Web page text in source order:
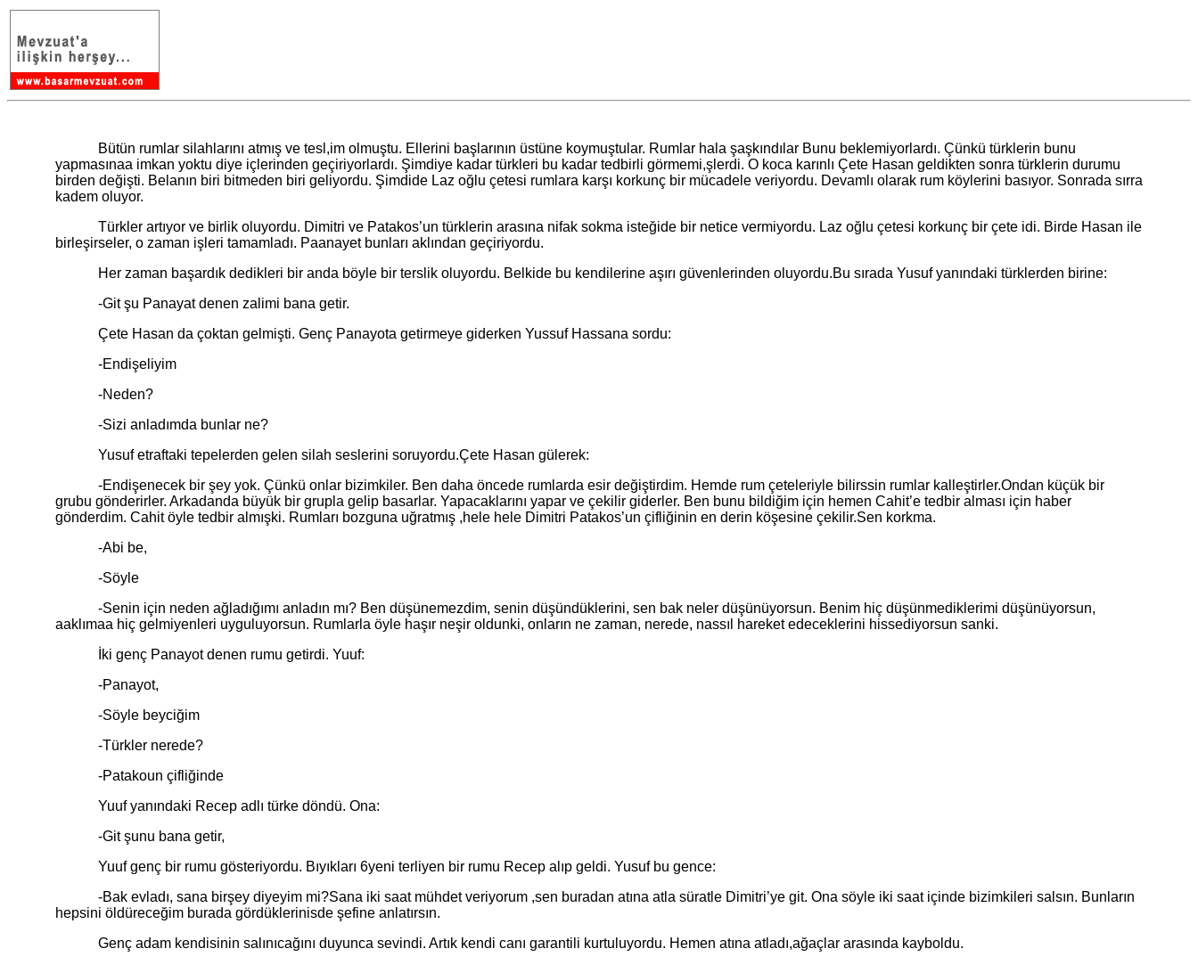
Bütün rumlar silahlarını atmış ve tesl,im olmuştu. Ellerini başlarının üstüne koymuştular. Rumlar hala şaşkındılar Bunu beklemiyorlardı. Çünkü türklerin bunu
yapmasınaa imkan yoktu diye içlerinden geçiriyorlardı. Şimdiye kadar türkleri bu kadar tedbirli görmemi,şlerdi. O koca karınlı Çete Hasan geldikten sonra türklerin durumu
birden değişti. Belanın biri bitmeden biri geliyordu. Şimdide Laz oğlu çetesi rumlara karşı korkunç bir mücadele veriyordu. Devamlı olarak rum köylerini basıyor. Sonrada sırra
kadem oluyor.
Türkler artıyor ve birlik oluyordu. Dimitri ve Patakos’un türklerin arasına nifak sokma isteğide bir netice vermiyordu. Laz oğlu çetesi korkunç bir çete idi. Birde Hasan ile
birleşirseler, o zaman işleri tamamladı. Paanayet bunları aklından geçiriyordu.
Her zaman başardık dedikleri bir anda böyle bir terslik oluyordu. Belkide bu kendilerine aşırı güvenlerinden oluyordu.Bu sırada Yusuf yanındaki türklerden birine:
-Git şu Panayat denen zalimi bana getir.
Çete Hasan da çoktan gelmişti. Genç Panayota getirmeye giderken Yussuf Hassana sordu:
-Endişeliyim
-Neden?
-Sizi anladımda bunlar ne?
Yusuf etraftaki tepelerden gelen silah seslerini soruyordu.Çete Hasan gülerek:
-Endişenecek bir şey yok. Çünkü onlar bizimkiler. Ben daha öncede rumlarda esir değiştirdim. Hemde rum çeteleriyle bilirssin rumlar kalleştirler.Ondan küçük bir
grubu gönderirler. Arkadanda büyük bir grupla gelip basarlar. Yapacaklarını yapar ve çekilir giderler. Ben bunu bildiğim için hemen Cahit’e tedbir alması için haber
gönderdim. Cahit öyle tedbir almışki. Rumları bozguna uğratmış ,hele hele Dimitri Patakos’un çifliğinin en derin köşesine çekilir.Sen korkma.
-Abi be,
-Söyle
-Senin için neden ağladığımı anladın mı? Ben düşünemezdim, senin düşündüklerini, sen bak neler düşünüyorsun. Benim hiç düşünmediklerimi düşünüyorsun,
aaklımaa hiç gelmiyenleri uyguluyorsun. Rumlarla öyle haşır neşir oldunki, onların ne zaman, nerede, nassıl hareket edeceklerini hissediyorsun sanki.
İki genç Panayot denen rumu getirdi. Yuuf:
-Panayot,
-Söyle beyciğim
-Türkler nerede?
-Patakoun çifliğinde
Yuuf yanındaki Recep adlı türke döndü. Ona:
-Git şunu bana getir,
Yuuf genç bir rumu gösteriyordu. Bıyıkları 6yeni terliyen bir rumu Recep alıp geldi. Yusuf bu gence:
-Bak evladı, sana birşey diyeyim mi?Sana iki saat mühdet veriyorum ,sen buradan atına atla süratle Dimitri’ye git. Ona söyle iki saat içinde bizimkileri salsın. Bunların
hepsini öldüreceğim burada gördüklerinisde şefine anlatırsın.
Genç adam kendisinin salınıcağını duyunca sevindi. Artık kendi canı garantili kurtuluyordu. Hemen atına atladı,ağaçlar arasında kayboldu.